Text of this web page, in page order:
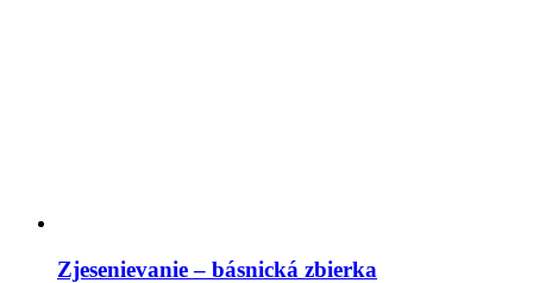
Zjesenievanie – básnická zbierka